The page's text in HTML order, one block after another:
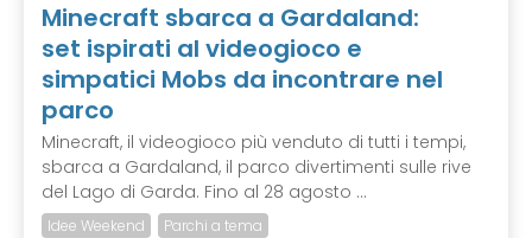
Minecraft sbarca a Gardaland:
set ispirati al videogioco e
simpatici Mobs da incontrare nel
parco
Minecraft, il videogioco più venduto di tutti i tempi,
sbarca a Gardaland, il parco divertimenti sulle rive
del Lago di Garda. Fino al 28 agosto ...
Idee Weekend Parchi a tema